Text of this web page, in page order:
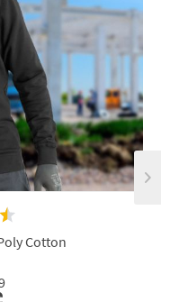
Cotton